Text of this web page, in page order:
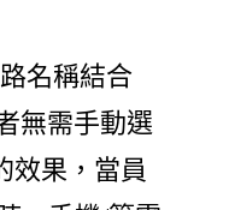
名稱結合
無需手動選
效果，當員